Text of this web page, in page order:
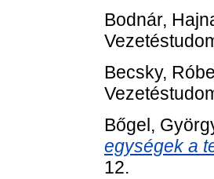
Bodnár,
Becsky,
Bőgel,
egységek a
12.